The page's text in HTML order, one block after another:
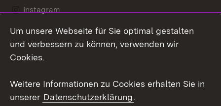
Instagram
Social Wall
Um unsere Webseite für Sie optimal gestalten
und verbessern zu können, verwenden wir
Cookies.
Weitere Informationen zu Cookies erhalten Sie in
unserer Datenschutzerklärung.